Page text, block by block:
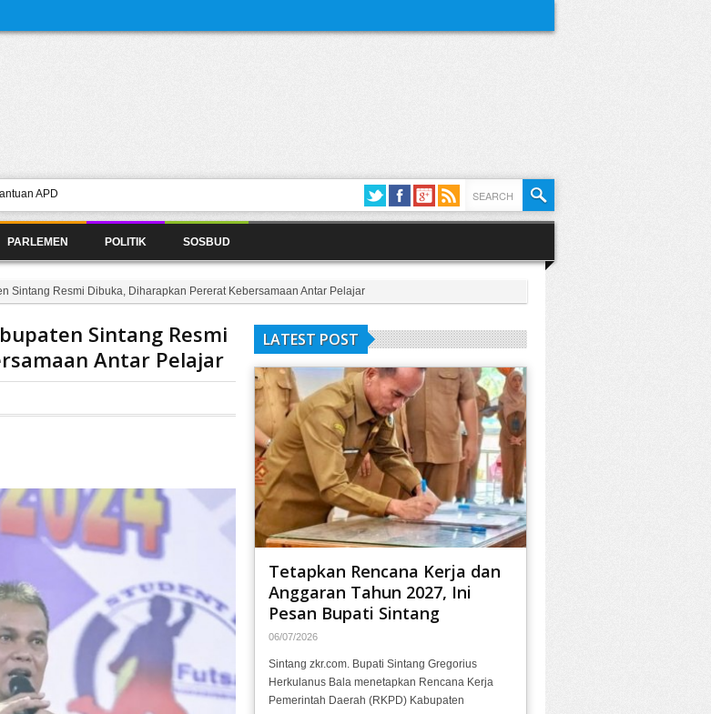
APD
Jhon Sintang
dan Tindakan
Hanura
Usulan
PARLEMEN POLITIK SOSBUD
Sintang Resmi Dibuka, Diharapkan Pererat Kebersamaan Antar Pelajar
Sintang Resmi
Antar Pelajar
LATEST POST
Tetapkan Rencana Kerja dan
Anggaran Tahun 2027, Ini
Pesan Bupati Sintang
06/07/2026
Sintang zkr.com. Bupati Sintang Gregorius
Herkulanus Bala menetapkan Rencana Kerja
Pemerintah Daerah (RKPD) Kabupaten